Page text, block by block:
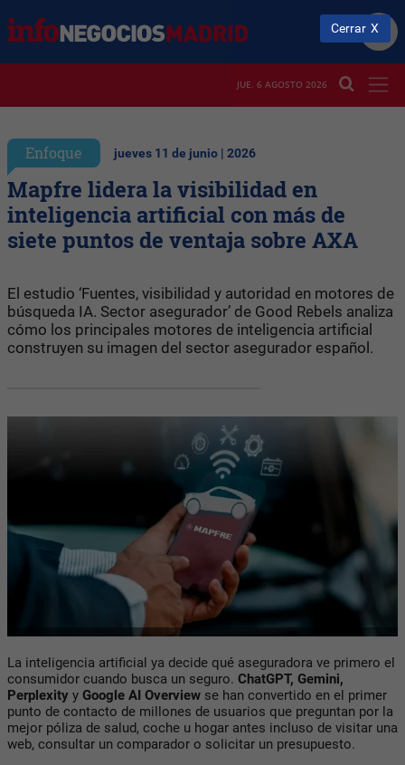
JUE. 6 AGOSTO 2026
Enfoque jueves 11 de junio | 2026
Mapfre lidera la visibilidad en
inteligencia artificial con más de
siete puntos de ventaja sobre AXA
El estudio ‘Fuentes, visibilidad y autoridad en motores de
búsqueda IA. Sector asegurador’ de Good Rebels analiza
cómo los principales motores de inteligencia artificial
construyen su imagen del sector asegurador español.
La inteligencia artificial ya decide qué aseguradora ve primero el
consumidor cuando busca un seguro. ChatGPT, Gemini,
Perplexity y Google AI Overview se han convertido en el primer
punto de contacto de millones de usuarios que preguntan por la
mejor póliza de salud, coche u hogar antes incluso de visitar una
web, consultar un comparador o solicitar un presupuesto.
Cerrar